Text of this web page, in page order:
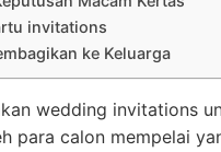
invitations
ke Keluarga
wedding invitations
para calon mempelai